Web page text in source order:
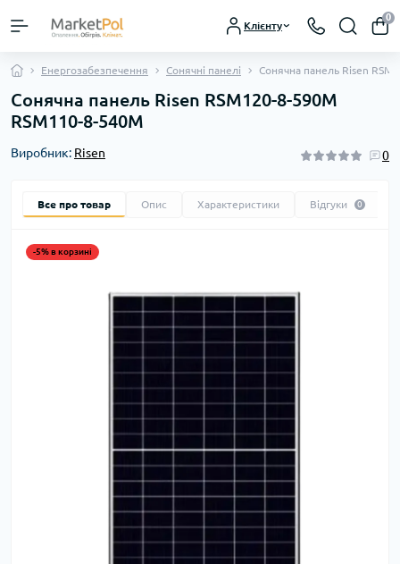
Клієнту
0
Енергозабезпечення Сонячні панелі Сонячна панель Risen
Сонячна панель Risen RSM120-8-590M
RSM110-8-540M
Виробник: Risen 0
Все про товар Опис Характеристики Відгуки 0
-5% в корзині